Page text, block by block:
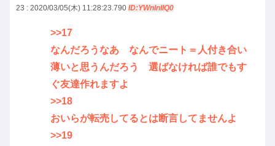
23 : 2020/03/05(木) 11:28:23.790 ID:YWnlnIIQ0
>>17
なんだろうなあ なんでニート＝人付き合い
薄いと思うんだろう 選ばなければ誰でもす
ぐ友達作れますよ
>>18
おいらが転売してるとは断言してませんよ
>>19